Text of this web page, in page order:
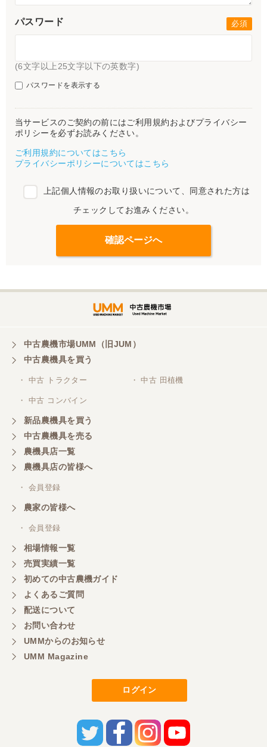
パスワード
(6文字以上25文字以下の英数字)
パスワードを表示する
当サービスのご契約の前にはご利用規約およびプライバシー
ポリシーを必ずお読みください。
ご利用規約についてはこちら
プライバシーポリシーについてはこちら
上記個人情報のお取り扱いについて、同意された方は
チェックしてお進みください。
中古農機市場UMM（旧JUM）
中古農機具を買う
・ 中古 トラクター ・ 中古 田植機
・ 中古 コンバイン
新品農機具を買う
中古農機具を売る
農機具店一覧
農機具店の皆様へ
・ 会員登録
農家の皆様へ
・ 会員登録
相場情報一覧
売買実績一覧
初めての中古農機ガイド
よくあるご質問
配送について
お問い合わせ
UMMからのお知らせ
UMM Magazine
ログイン